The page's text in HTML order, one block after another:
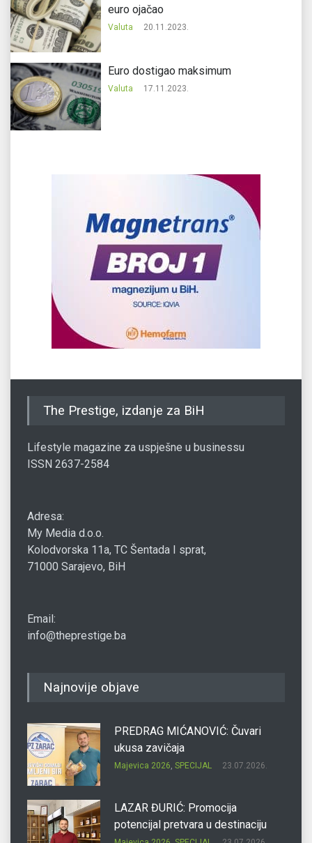
euro ojačao
Valuta 20.11.2023.
Еuro dostigao maksimum
Valuta 17.11.2023.
The Prestige, izdanje za BiH
Lifestyle magazine za uspješne u businessu
ISSN 2637-2584
Adresa:
My Media d.o.o.
Kolodvorska 11a, TC Šentada I sprat,
71000 Sarajevo, BiH
Email:
info@theprestige.ba
Najnovije objave
PREDRAG MIĆANOVIĆ: Čuvari
ukusa zavičaja
Majevica 2026, SPECIJAL 23.07.2026.
LAZAR ĐURIĆ: Promocija
potencijal pretvara u destinaciju